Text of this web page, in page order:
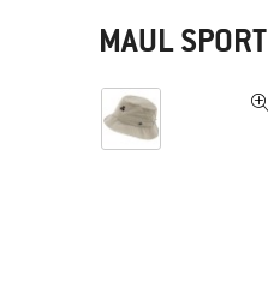
MAUL SPORT